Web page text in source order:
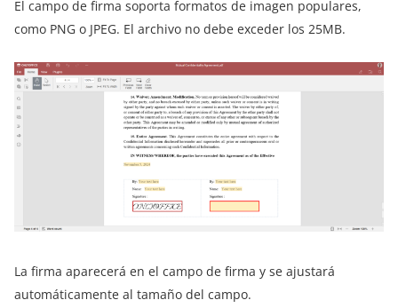
El campo de firma soporta formatos de imagen populares,
como PNG o JPEG. El archivo no debe exceder los 25MB.
La firma aparecerá en el campo de firma y se ajustará
automáticamente al tamaño del campo.